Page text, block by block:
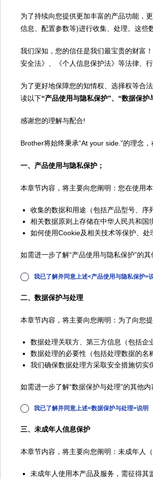
为了持续向您提供更加丰富的产品功能，
信息、配置参数等)进行收集、处理。这些
我们深知，您的信任是我们最宝贵的财富
安全法》、《个人信息保护法》等法律、
为了更好地保障您的知情权、选择权等合
读以下“产品使用与隐私保护”、“数据保护
感谢您的理解与配合!
Brother将始终秉承“At your side.”的理念
一、产品使用与隐私保护；
本章节内容，将主要向您阐明：您在使用
收集的数据和用途（包括产品型号、序
相关数据原则上存储在中华人民共和国
如何使用Cookie及相关技术等保护、处
如需进一步了解“产品使用与隐私保护”的
✔ 我已了解并同意上述<产品使用与隐私保护>
二、数据保护与处理
本章节内容，将主要向您阐明：为了向您
数据处理关联方、第三方信息（包括企
数据处理的必要性（包括处理数据的名
我们确保数据处理方采取安全措施切实
如需进一步了解“数据保护与处理”的其他
✔ 我已了解并同意上述<数据保护与处理>说明
三、未成年人信息保护
本章节内容，将主要向您阐明：未成年人
未成年人使用本产品及服务，需征得其